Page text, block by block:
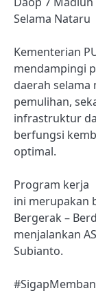
Selama Nataru
Kementerian
mendampingi
daerah
pemulihan,
infrastruktur
berfungsi
optimal.
Program kerja
ini merupakan
Bergerak –
menjalankan
Subianto.